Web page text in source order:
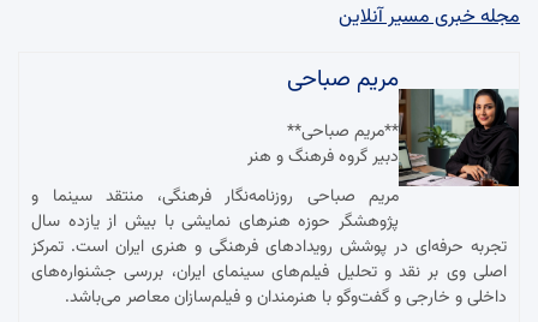
مجله خبری مسیر آنلاین
مریم صباحی
**مریم صباحی**
دبیر گروه فرهنگ و هنر
مریم صباحی روزنامه‌نگار فرهنگی، منتقد سینما و
پژوهشگر حوزه هنرهای نمایشی با بیش از یازده سال
تجربه حرفه‌ای در پوشش رویدادهای فرهنگی و هنری ایران است. تمرکز
اصلی وی بر نقد و تحلیل فیلم‌های سینمای ایران، بررسی جشنواره‌های
داخلی و خارجی و گفت‌وگو با هنرمندان و فیلم‌سازان معاصر می‌باشد.